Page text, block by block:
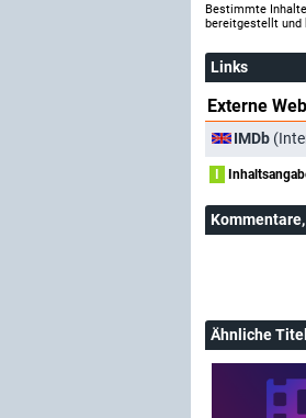
Bestimmte
bereitgestellt und
Links
Externe
IMDb
I
Kommentare
Ähnliche Titel